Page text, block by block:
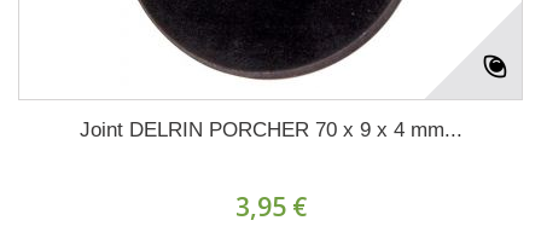
Joint DELRIN PORCHER 70 x 9 x 4 mm...
3,95 €